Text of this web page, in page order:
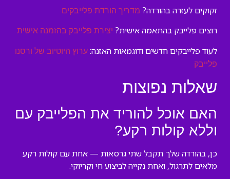
זקוקים לעזרה בהורדה? מדריך הורדת פלייבקים
רוצים פלייבק בהתאמה אישית? יצירת פלייבק בהזמנה אישית
לעוד פלייבקים חדשים ודוגמאות האזנה: ערוץ היוטיוב של ורסנו
פלייבק
שאלות נפוצות
האם אוכל להוריד את הפלייבק עם
וללא קולות רקע?
כן, בהורדה שלך תקבל שתי גרסאות — אחת עם קולות רקע
מלאים לתרגול, ואחת נקייה לביצוע חי וקריוקי.